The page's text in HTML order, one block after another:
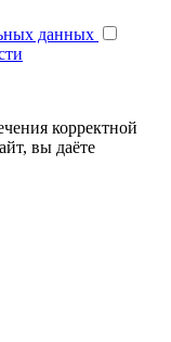
данных
корректной
вы даёте